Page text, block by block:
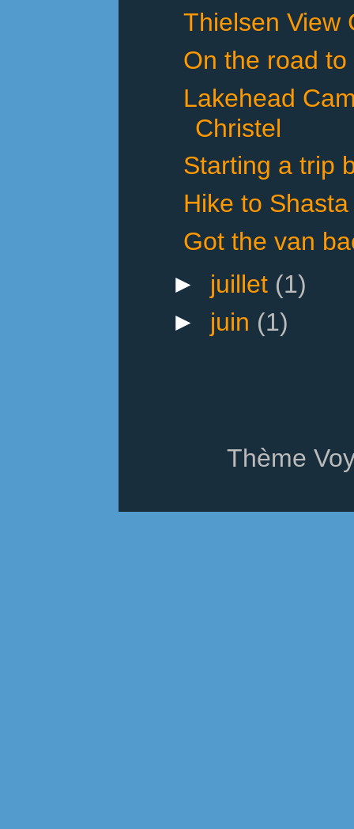
Thielsen View
On the road
Lakehead
Christel
Starting a trip
Hike to
Got the van
► juillet (1)
► juin (1)
Thème